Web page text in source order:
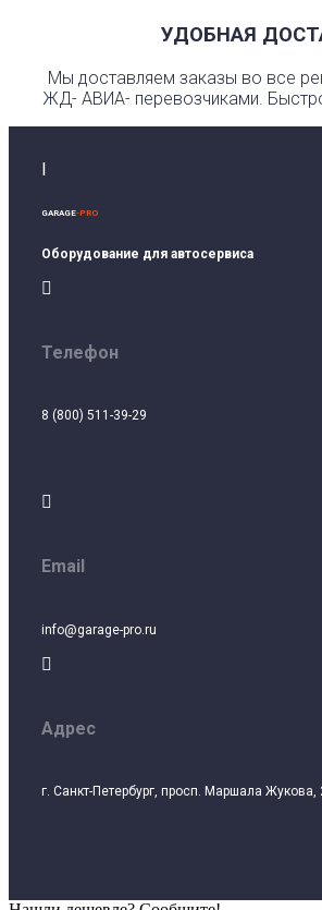
УДОБНАЯ
Мы доставляем заказы во все
ЖД- АВИА- перевозчиками.
I
GARAGE-PRO
Оборудование для автосервиса

Телефон
8 (800) 511-39-29

Email
info@garage-pro.ru

Адрес
г. Санкт-Петербург, просп. Маршала Жукова,